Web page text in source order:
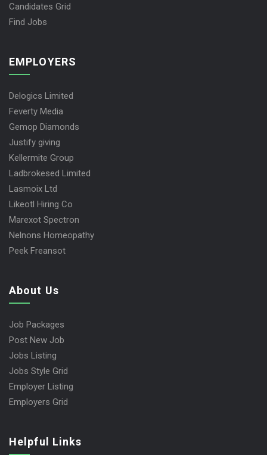
Candidates Grid
Find Jobs
EMPLOYERS
Delogics Limited
Feverty Media
Gemop Diamonds
Justify giving
Kellermite Group
Ladbrokesed Limited
Lasmoix Ltd
Likeotl Hiring Co
Marexot Spectron
Nelnons Homeopathy
Peek Freansot
About Us
Job Packages
Post New Job
Jobs Listing
Jobs Style Grid
Employer Listing
Employers Grid
Helpful Links